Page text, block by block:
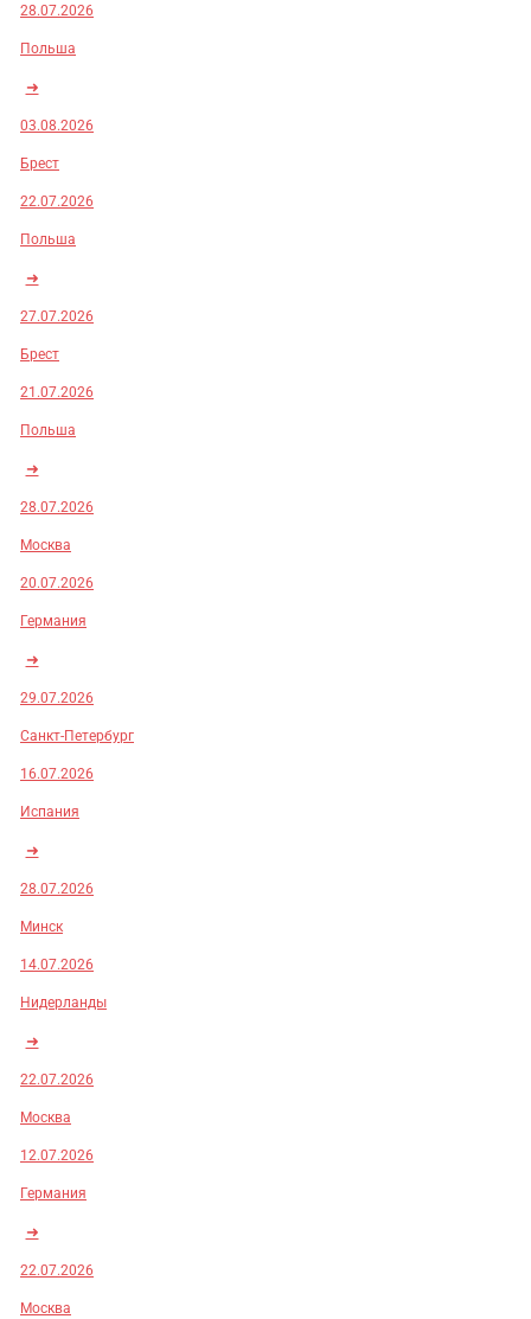
28.07.2026
Польша
➜
03.08.2026
Брест
22.07.2026
Польша
➜
27.07.2026
Брест
21.07.2026
Польша
➜
28.07.2026
Москва
20.07.2026
Германия
➜
29.07.2026
Санкт-Петербург
16.07.2026
Испания
➜
28.07.2026
Минск
14.07.2026
Нидерланды
➜
22.07.2026
Москва
12.07.2026
Германия
➜
22.07.2026
Москва